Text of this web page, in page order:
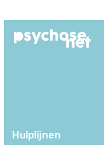
de
Hulplijnen